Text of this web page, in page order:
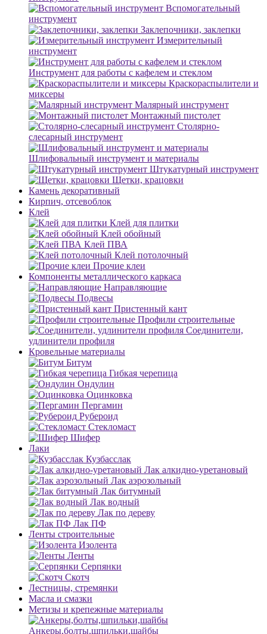
Вспомогательный
инструмент
Заклепочники, заклепки
Измерительный
инструмент
Инструмент для работы с кафелем и стеклом
Краскораспылители и
миксеры
Малярный инструмент
Монтажный пистолет
Столярно-
слесарный инструмент
Шлифовальный инструмент и материалы
Штукатурный инструмент
Щетки, крацовки
Камень декоративный
Кирпич, отсевоблок
Клей
Клей для плитки
Клей обойный
Клей ПВА
Клей потолочный
Прочие клеи
Компоненты металлического каркаса
Направляющие
Подвесы
Пристенный кант
Профили строительные
Соединители,
удлинители профиля
Кровельные материалы
Битум
Гибкая черепица
Ондулин
Оцинковка
Пергамин
Рубероид
Стекломаст
Шифер
Лаки
Кузбасслак
Лак алкидно-уретановый
Лак аэрозольный
Лак битумный
Лак водный
Лак по дереву
Лак ПФ
Ленты строительные
Изолента
Ленты
Серпянки
Скотч
Лестницы, стремянки
Масла и смазки
Метизы и крепежные материалы
Анкеры,болты,шпильки,шайбы